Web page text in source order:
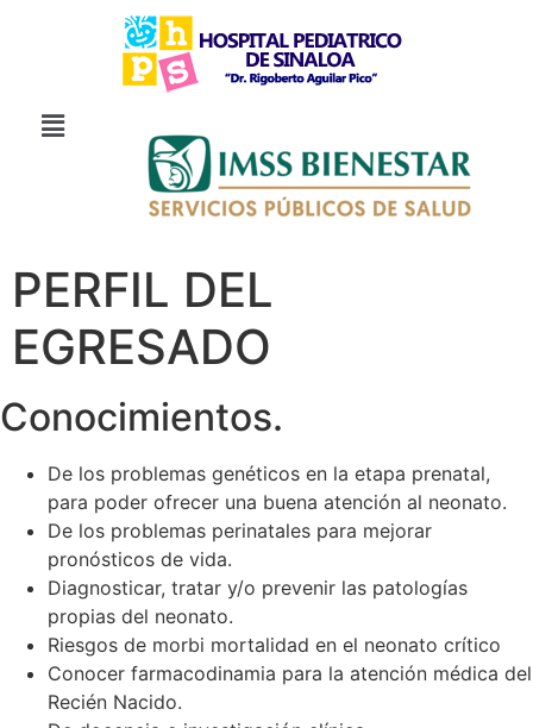
PERFIL DEL
EGRESADO
Conocimientos.
De los problemas genéticos en la etapa prenatal,
para poder ofrecer una buena atención al neonato.
De los problemas perinatales para mejorar
pronósticos de vida.
Diagnosticar, tratar y/o prevenir las patologías
propias del neonato.
Riesgos de morbi mortalidad en el neonato crítico
Conocer farmacodinamia para la atención médica del
Recién Nacido.